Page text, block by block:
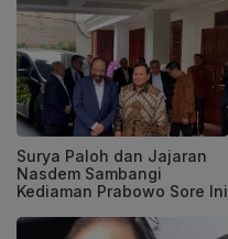
Surya Paloh dan Jajaran
Nasdem Sambangi
Kediaman Prabowo Sore Ini